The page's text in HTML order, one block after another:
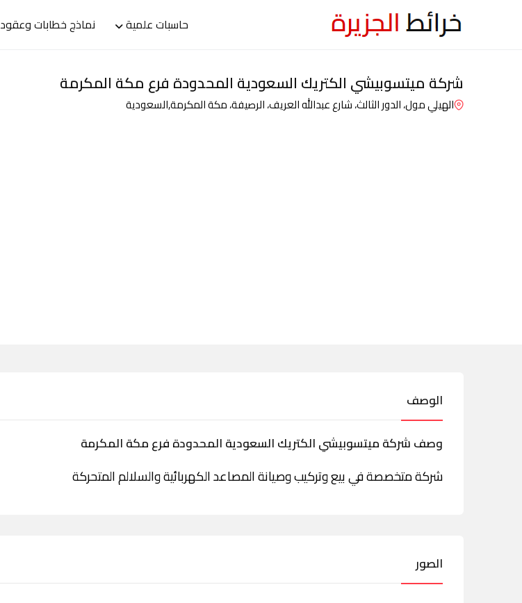
حاسبات علمية نماذج خطابات وعقود
شركة ميتسوبيشي الكتريك السعودية المحدودة فرع مكة المكرمة
الهيلي مول، الدور الثالث، شارع عبدالله العريف، الرصيفة، مكة المكرمة,السعودية
الوصف
وصف شركة ميتسوبيشي الكتريك السعودية المحدودة فرع مكة المكرمة
شركة متخصصة في بيع وتركيب وصيانة المصاعد الكهربائية والسلالم المتحركة
الصور